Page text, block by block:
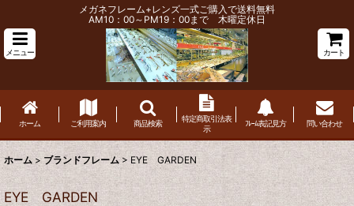
メガネフレーム+レンズ一式ご購入で送料無料
AM10：00～PM19：00まで 木曜定休日
メニュー カート
ホーム ご利用案内 商品検索
特定商取引法表
示
ﾌﾚｰﾑ表記見方 問い合わせ
ホーム > ブランドフレーム > EYE GARDEN
EYE GARDEN